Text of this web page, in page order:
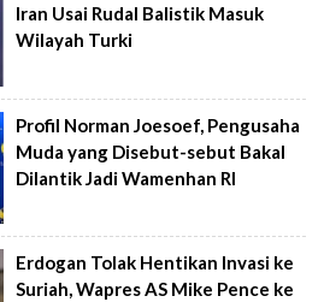
Iran Usai Rudal Balistik Masuk
Wilayah Turki
Profil Norman Joesoef, Pengusaha
Muda yang Disebut-sebut Bakal
Dilantik Jadi Wamenhan RI
Erdogan Tolak Hentikan Invasi ke
Suriah, Wapres AS Mike Pence ke